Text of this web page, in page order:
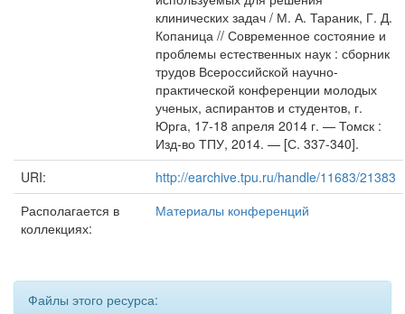
клинических задач / М. А. Тараник, Г. Д.
Копаница // Современное состояние и
проблемы естественных наук : сборник
трудов Всероссийской научно-
практической конференции молодых
ученых, аспирантов и студентов, г.
Юрга, 17-18 апреля 2014 г. — Томск :
Изд-во ТПУ, 2014. — [С. 337-340].
URI:
http://earchive.tpu.ru/handle/11683/21383
Располагается в
коллекциях:
Материалы конференций
Файлы этого ресурса: